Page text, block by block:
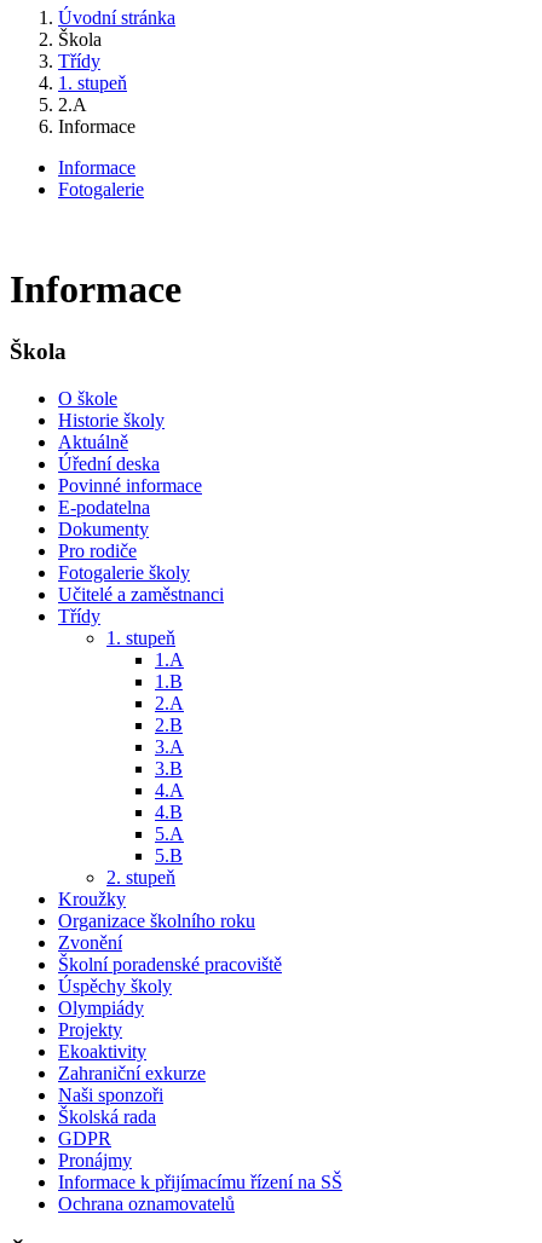
Úvodní stránka
Škola
Třídy
1. stupeň
2.A
Informace
Informace
Fotogalerie
Informace
Škola
O škole
Historie školy
Aktuálně
Úřední deska
Povinné informace
E-podatelna
Dokumenty
Pro rodiče
Fotogalerie školy
Učitelé a zaměstnanci
Třídy
1. stupeň
1.A
1.B
2.A
2.B
3.A
3.B
4.A
4.B
5.A
5.B
2. stupeň
Kroužky
Organizace školního roku
Zvonění
Školní poradenské pracoviště
Úspěchy školy
Olympiády
Projekty
Ekoaktivity
Zahraniční exkurze
Naši sponzoři
Školská rada
GDPR
Pronájmy
Informace k přijímacímu řízení na SŠ
Ochrana oznamovatelů